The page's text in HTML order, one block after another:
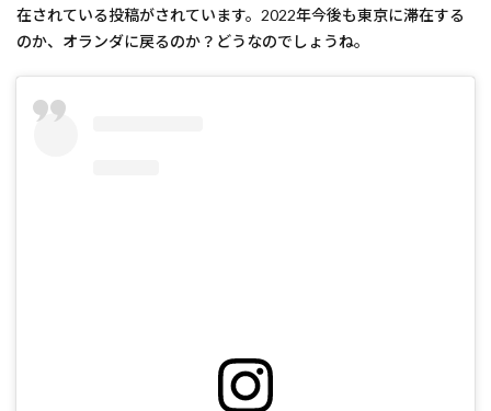
在されている投稿がされています。2022年今後も東京に滞在する
のか、オランダに戻るのか？どうなのでしょうね。